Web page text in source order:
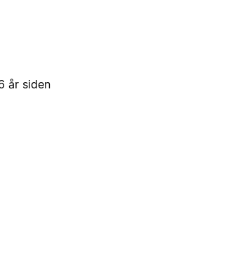
år siden